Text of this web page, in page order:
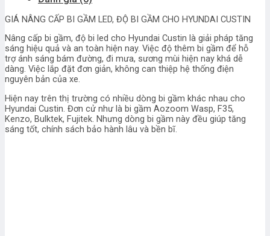
GIÁ NÂNG CẤP BI GẦM LED, ĐỘ BI GẦM CHO HYUNDAI CUSTIN
Nâng cấp bi gầm, độ bi led cho Hyundai Custin là giải pháp tăng
sáng hiệu quả và an toàn hiện nay. Việc độ thêm bi gầm để hỗ
trợ ánh sáng bám đường, đi mưa, sương mùi hiện nay khá dễ
dàng. Việc lắp đặt đơn giản, không can thiệp hệ thống điện
nguyên bản của xe.
Hiện nay trên thị trường có nhiều dòng bi gầm khác nhau cho
Hyundai Custin. Đơn cử như là bi gầm Aozoom Wasp, F35,
Kenzo, Bulktek, Fujitek. Nhưng dòng bi gầm này đều giúp tăng
sáng tốt, chính sách bảo hành lâu và bền bĩ.